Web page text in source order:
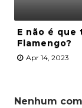
E não é que
Flamengo?
Apr 14, 2023
Nenhum